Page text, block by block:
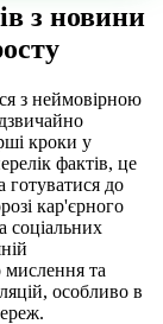
з новини
з неймовірною
кроки у
фактів, це
готуватися до
кар'єрного
соціальних
мислення та
особливо в